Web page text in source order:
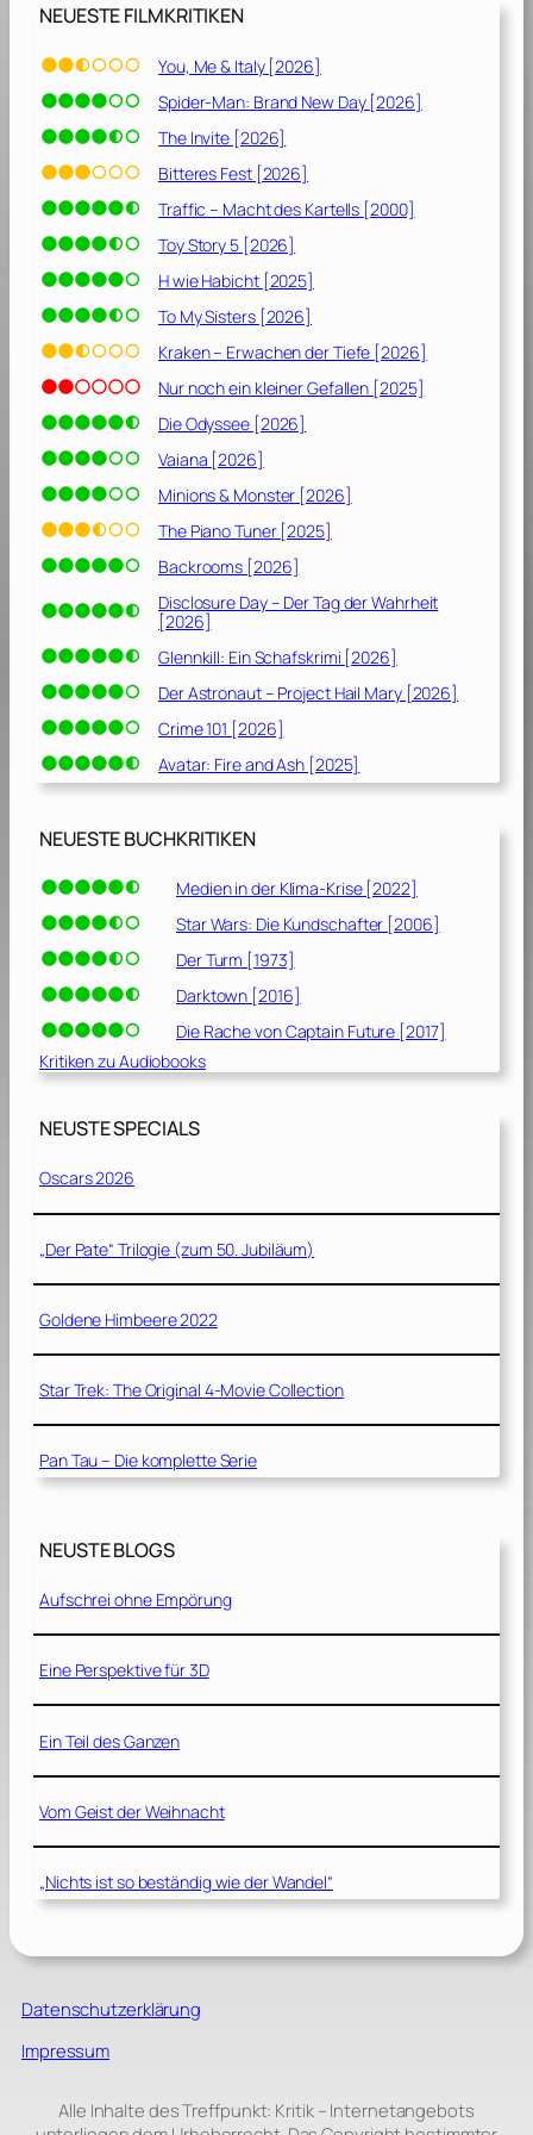
g
e
n
e
s
e
b
e
n
s
[
2
0
2
6
NEUESTE FILMKRITIKEN
You, Me & Italy [2026]
Spider-Man: Brand New Day [2026]
The Invite [2026]
Bitteres Fest [2026]
Traffic – Macht des Kartells [2000]
Toy Story 5 [2026]
H wie Habicht [2025]
To My Sisters [2026]
Kraken – Erwachen der Tiefe [2026]
Nur noch ein kleiner Gefallen [2025]
Die Odyssee [2026]
Vaiana [2026]
Minions & Monster [2026]
The Piano Tuner [2025]
Backrooms [2026]
Disclosure Day – Der Tag der Wahrheit
[2026]
Glennkill: Ein Schafskrimi [2026]
Der Astronaut – Project Hail Mary [2026]
Crime 101 [2026]
Avatar: Fire and Ash [2025]
NEUESTE BUCHKRITIKEN
Medien in der Klima-Krise [2022]
Star Wars: Die Kundschafter [2006]
Der Turm [1973]
Darktown [2016]
Die Rache von Captain Future [2017]
Kritiken zu Audiobooks
NEUSTE SPECIALS
Oscars 2026
„Der Pate“ Trilogie (zum 50. Jubiläum)
Goldene Himbeere 2022
Star Trek: The Original 4-Movie Collection
Pan Tau – Die komplette Serie
NEUSTE BLOGS
Aufschrei ohne Empörung
Eine Perspektive für 3D
Ein Teil des Ganzen
Vom Geist der Weihnacht
„Nichts ist so beständig wie der Wandel“
Datenschutzerklärung
Impressum
Alle Inhalte des Treffpunkt: Kritik – Internetangebots